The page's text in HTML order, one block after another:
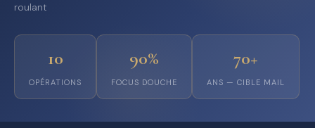
roulant
10
OPÉRATIONS
90%
FOCUS DOUCHE
70+
ANS — CIBLE MAIL